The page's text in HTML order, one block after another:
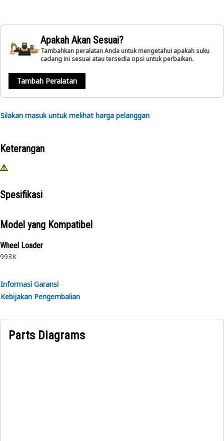
Apakah Akan Sesuai?
Tambahkan peralatan Anda untuk mengetahui apakah suku
cadang ini sesuai atau tersedia opsi untuk perbaikan.
Tambah Peralatan
Silakan masuk untuk melihat harga pelanggan
Keterangan
Spesifikasi
Model yang Kompatibel
Wheel Loader
993K
Informasi Garansi
Kebijakan Pengembalian
Parts Diagrams